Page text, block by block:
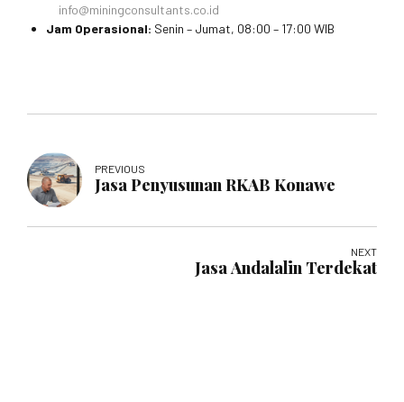
info@miningconsultants.co.id
Jam Operasional: Senin – Jumat, 08:00 – 17:00 WIB
PREVIOUS
Jasa Penyusunan RKAB Konawe
NEXT
Jasa Andalalin Terdekat